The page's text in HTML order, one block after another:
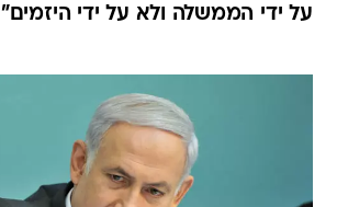
על ידי הממשלה ולא על ידי היזמים"